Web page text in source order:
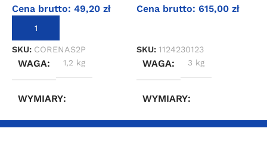
Cena brutto: 49,20 zł
DODAJ DO KOSZYKA
SKU: CORENAS2P
WAGA 1,2 kg
WYMIARY
10 × 10 × 20 cm
Cena brutto: 615,00 zł
SKU: 1124230123
WAGA 3 kg
WYMIARY
20 × 20 × 20 cm